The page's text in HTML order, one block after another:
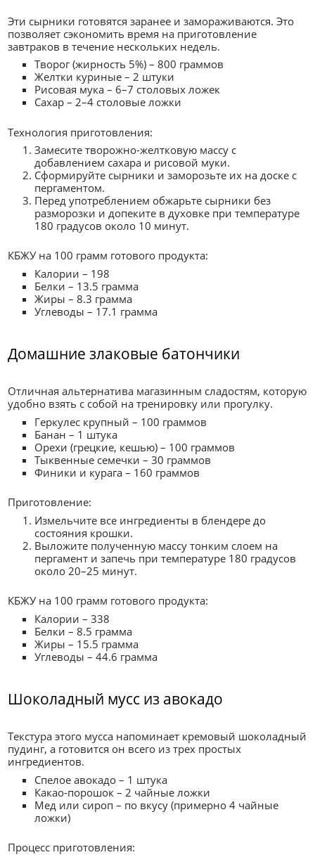
Эти сырники готовятся заранее и замораживаются. Это
позволяет сэкономить время на приготовление
завтраков в течение нескольких недель.
Творог (жирность 5%) – 800 граммов
Желтки куриные – 2 штуки
Рисовая мука – 6–7 столовых ложек
Сахар – 2–4 столовые ложки
Технология приготовления:
Замесите творожно-желтковую массу с
добавлением сахара и рисовой муки.
Сформируйте сырники и заморозьте их на доске с
пергаментом.
Перед употреблением обжарьте сырники без
разморозки и допеките в духовке при температуре
180 градусов около 10 минут.
КБЖУ на 100 грамм готового продукта:
Калории – 198
Белки – 13.5 грамма
Жиры – 8.3 грамма
Углеводы – 17.1 грамма
Домашние злаковые батончики
Отличная альтернатива магазинным сладостям, которую
удобно взять с собой на тренировку или прогулку.
Геркулес крупный – 100 граммов
Банан – 1 штука
Орехи (грецкие, кешью) – 100 граммов
Тыквенные семечки – 30 граммов
Финики и курага – 160 граммов
Приготовление:
Измельчите все ингредиенты в блендере до
состояния крошки.
Выложите полученную массу тонким слоем на
пергамент и запечь при температуре 180 градусов
около 20–25 минут.
КБЖУ на 100 грамм готового продукта:
Калории – 338
Белки – 8.5 грамма
Жиры – 15.5 грамма
Углеводы – 44.6 грамма
Шоколадный мусс из авокадо
Текстура этого мусса напоминает кремовый шоколадный
пудинг, а готовится он всего из трех простых
ингредиентов.
Спелое авокадо – 1 штука
Какао-порошок – 2 чайные ложки
Мед или сироп – по вкусу (примерно 4 чайные
ложки)
Процесс приготовления: